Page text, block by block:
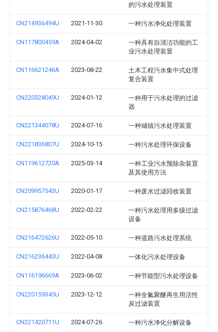
的污水处理装置
CN214936494U 2021-11-30 一种污水净化处理装置
CN117800459A 2024-04-02
一种具有自清洁功能的工
业污水处理装置
CN116621246A 2023-08-22
土木工程污水集中式处理
复合装置
CN220328049U 2024-01-12
一种用于污水处理的过滤
器
CN221344078U 2024-07-16 一种城镇污水处理装置
CN221836807U 2024-10-15 一种污水处理环保设备
CN119612720A 2025-03-14
一种工业污水预除杂装置
及其使用方法
CN209957543U 2020-01-17 一种废水过滤回收装置
CN215876468U 2022-02-22
一种污水处理用多级过滤
设备
CN216472626U 2022-05-10 一种道路污水处理系统
CN216236443U 2022-04-08 一体化污水处理设备
CN116196669A 2023-06-02 一种节能型污水处理设备
CN220159345U 2023-12-12
一种全氟聚醚再生用活性
炭过滤装置
CN221420711U 2024-07-26 一种污水净化分解设备